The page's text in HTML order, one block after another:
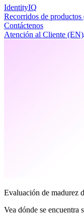
IdentityIQ
Recorridos de
Contáctenos
Atención al Cliente (EN)
Evaluación de madurez
Vea dónde se encuentra